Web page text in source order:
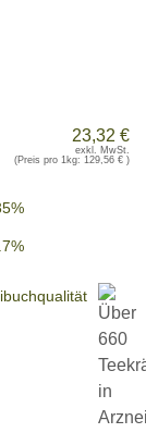
23,32 €
exkl. MwSt.
(Preis pro 1kg: 129,56 €)